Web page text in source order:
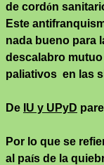
de cordón
Este
nada bueno para
descalabro mutuo
paliativos en las
De IU y UPyD
Por lo que se
al país de la